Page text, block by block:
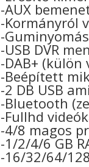
-AUX
-Kormányról
-
-USB DVR
-DAB+
-Beépített
-2 DB USB
-Bluetooth
-Fullhd
-4/8 magos
-1/2/4/6 GB
-16/32/64/